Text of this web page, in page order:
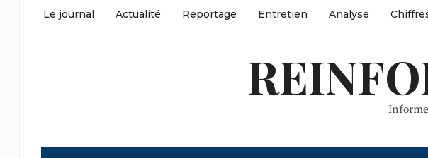
Le journal Actualité Reportage Entretien Analyse